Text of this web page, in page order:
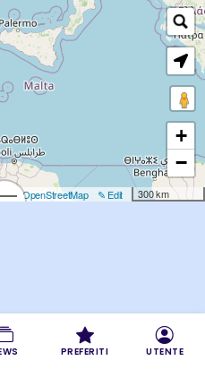
+
−
300 km
✎ Edit
©OpenStreetMap
PREFERITI UTENTE